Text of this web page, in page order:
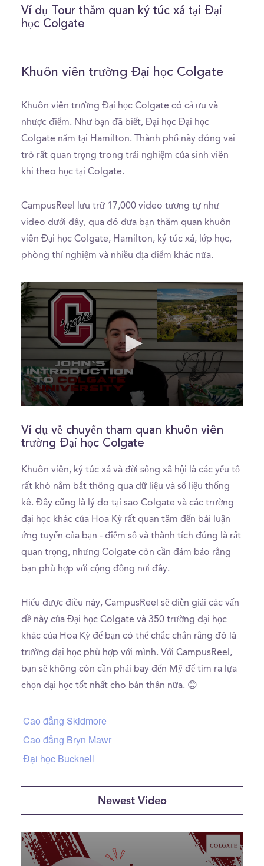
of
5
minutes,
Ví dụ Tour thăm quan ký túc xá tại Đại
học Colgate
Khuôn viên trường Đại học Colgate
Khuôn viên trường Đại học Colgate có cả ưu và
nhược điểm. Như bạn đã biết, Đại học Đại học
Colgate nằm tại Hamilton. Thành phố này đóng vai
trò rất quan trọng trong trải nghiệm của sinh viên
khi theo học tại Colgate.
CampusReel lưu trữ 17,000 video tương tự như
video dưới đây, qua đó đưa bạn thăm quan khuôn
viên Đại học Colgate, Hamilton, ký túc xá, lớp học,
phòng thí nghiệm và nhiều địa điểm khác nữa.
of
0
seconds
Ví dụ về chuyến tham quan khuôn viên
trường Đại học Colgate
Khuôn viên, ký túc xá và đời sống xã hội là các yếu tố
rất khó nắm bắt thông qua dữ liệu và số liệu thống
kê. Đây cũng là lý do tại sao Colgate và các trường
đại học khác của Hoa Kỳ rất quan tâm đến bài luận
ứng tuyển của bạn - điểm số và thành tích đúng là rất
quan trọng, nhưng Colgate còn cần đảm bảo rằng
bạn phù hợp với cộng đồng nơi đây.
Hiểu được điều này, CampusReel sẽ diễn giải các vấn
đề này của Đại học Colgate và 350 trường đại học
khác của Hoa Kỳ để bạn có thể chắc chắn rằng đó là
trường đại học phù hợp với mình. Với CampusReel,
bạn sẽ không còn cần phải bay đến Mỹ để tìm ra lựa
chọn đại học tốt nhất cho bản thân nữa. 😊
Cao đẳng Skidmore
Cao đẳng Bryn Mawr
Đại học Bucknell
Newest Video